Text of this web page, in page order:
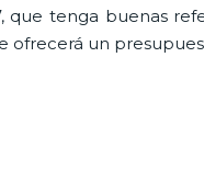
que tenga buenas
ofrecerá un